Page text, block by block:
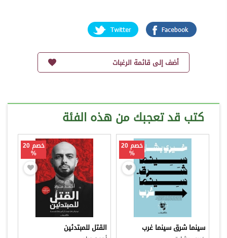
أضف إلى قائمة الرغبات
كتب قد تعجبك من هذه الفئة
خصم 20
%
سينما شرق سينما غرب
خصم 20
%
القتل للمبتدئين